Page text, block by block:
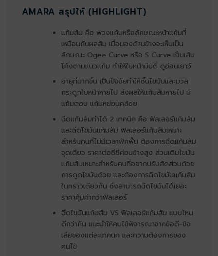
AMARA สรุปให้ (HIGHLIGHT)
แก้มส้ม คือ พวงแก้มหรือลักษณะหน้าแก้มที่
เหมือนกับผลส้ม เมื่อมองด้านข้างจะเห็นเป็น
ลักษณะ Ogee Curve หรือ S Curve เป็นเส้น
โค้งตามแนวแก้ม ทำให้ใบหน้ามีมิติ ดูอ่อนเยาว์
อายุที่มากขึ้น เป็นปัจจัยทำให้ชั้นไขมันและมวล
กระดูกใบหน้าหายไป ส่งผลให้แก้มส้มหายไป มี
แก้มตอบ แก้มหย่อนคล้อย
ฉีดแก้มส้มทำได้ 2 เทคนิค คือ ฟิลเลอร์แก้มส้ม
และฉีดไขมันแก้มส้ม ฟิลเลอร์แก้มส้มเหมาะ
สำหรับคนที่ไม่มีเวลาพักฟื้น ต้องการฉีดแก้มส้ม
จุดเดียว ราคาต่อซีซีค่อนข้างสูง ส่วนเติมไขมัน
แก้มส้มเหมาะสำหรับคนที่อยากปรับสัดส่วนด้วย
การดูดไขมันด้วย และต้องการฉีดไขมันแก้มส้ม
ในคราวเดียวกัน ซึ่งสามารถฉีดไขมันได้เยอะ
ราคาคุ้มค่ากว่าฟิลเลอร์
ฉีดไขมันแก้มส้ม VS ฟิลเลอร์แก้มส้ม แบบไหน
ดีกว่ากัน แนะนำให้คนไข้พิจารณาจากข้อดี-ข้อ
เสียของแต่ละเทคนิค และความต้องการของ
คนไข้